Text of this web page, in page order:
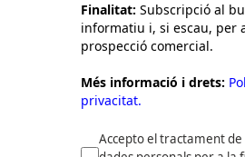
Finalitat: Subscripció al
informatiu i, si escau, per
prospecció comercial.
Més informació i drets:
privacitat.
Accepto el tractament de